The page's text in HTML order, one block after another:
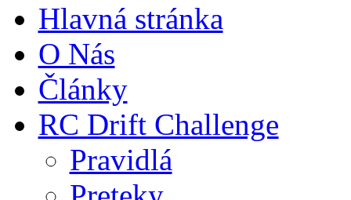
Hlavná stránka
O Nás
Články
RC Drift Challenge
Pravidlá